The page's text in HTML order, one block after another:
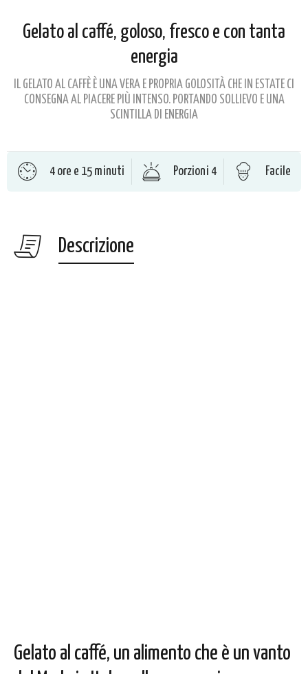
Gelato al caffé, goloso, fresco e con tanta
energia
IL GELATO AL CAFFÈ È UNA VERA E PROPRIA GOLOSITÀ CHE IN ESTATE CI
CONSEGNA AL PIACERE PIÙ INTENSO. PORTANDO SOLLIEVO E UNA
SCINTILLA DI ENERGIA
4 ore e 15 minuti Porzioni 4 Facile
Descrizione
Gelato al caffé, un alimento che è un vanto